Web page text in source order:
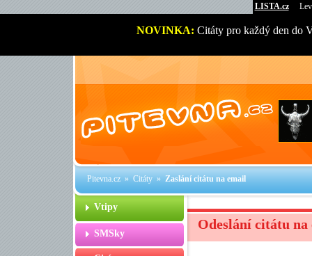
LISTA.cz
NOVINKA: Citáty pro každý den do
Pitevna.cz»Citáty»Zaslání citátu na email
Vtipy
SMSky
Odeslání citátu na